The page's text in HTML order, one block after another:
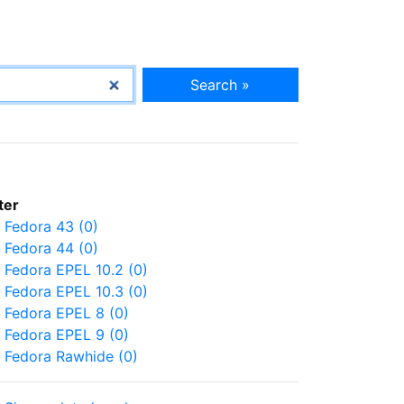
Search »
Fedora 43 (0)
Fedora 44 (0)
Fedora EPEL 10.2 (0)
Fedora EPEL 10.3 (0)
Fedora EPEL 8 (0)
Fedora EPEL 9 (0)
Fedora Rawhide (0)